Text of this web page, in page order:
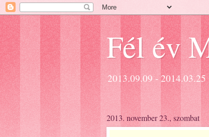
Fél év
2013.09.09 - 2014.03.25
2013. november 23., szombat